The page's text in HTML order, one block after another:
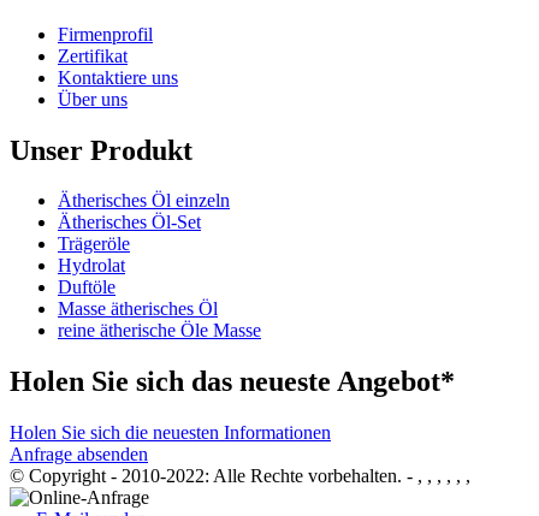
Firmenprofil
Zertifikat
Kontaktiere uns
Über uns
Unser Produkt
Ätherisches Öl einzeln
Ätherisches Öl-Set
Trägeröle
Hydrolat
Duftöle
Masse ätherisches Öl
reine ätherische Öle Masse
Holen Sie sich das neueste Angebot*
Holen Sie sich die neuesten Informationen
Anfrage absenden
© Copyright - 2010-2022: Alle Rechte vorbehalten. - , , , , , ,